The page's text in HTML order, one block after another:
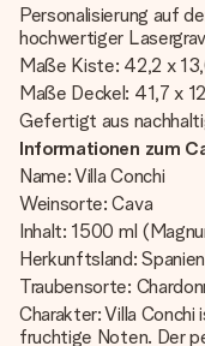
Personalisierung auf
hochwertiger
Maße Kiste: 42,2 x
Maße Deckel: 41,7 x
Gefertigt aus
Informationen zum
Name: Villa Conchi
Weinsorte: Cava
Inhalt: 1500 ml
Herkunftsland: Spanien
Traubensorte:
Charakter: Villa
fruchtige Noten. Der